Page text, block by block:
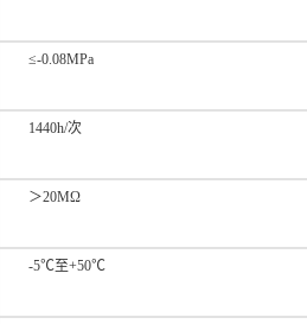
≤-0.08MPa
1440h/次
＞20MΩ
-5℃至+50℃